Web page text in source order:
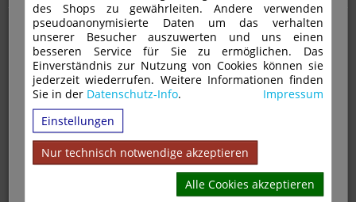
des Shops zu gewährleiten. Andere verwenden
pseudoanonymisierte Daten um das verhalten
unserer Besucher auszuwerten und uns einen
besseren Service für Sie zu ermöglichen. Das
Einverständnis zur Nutzung von Cookies können sie
jederzeit wiederrufen. Weitere Informationen finden
Sie in der Datenschutz-Info.
Impressum
Einstellungen
Nur technisch notwendige akzeptieren
Alle Cookies akzeptieren
Über uns
VERTRAG WIDERRUFEN
IMPRESSUM
DATENSCHUTZ
WIDERRUFSRECHT
AGB
VERSAND & ZAHLUNGSARTEN
WARENKORB
MAGAZIN